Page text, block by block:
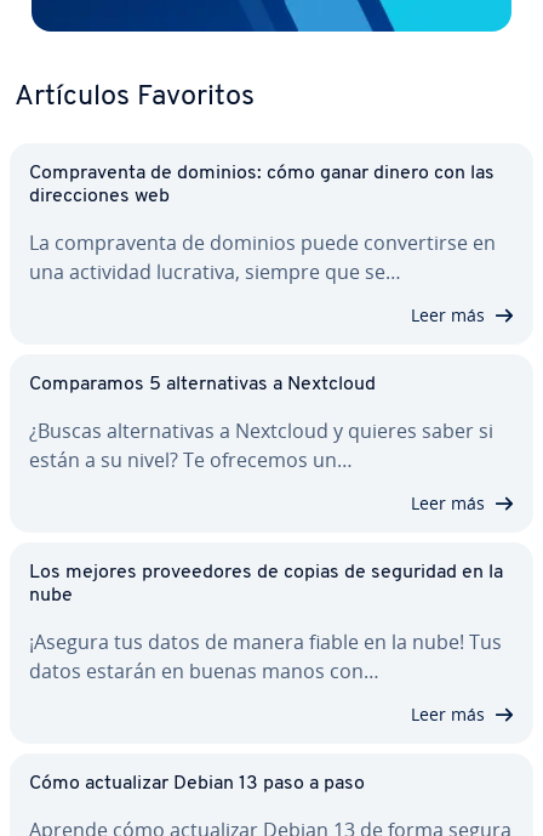
Artículos Favoritos
Co­m­pra­ve­n­ta de dominios: cómo ganar dinero con las
di­re­c­cio­nes web
La co­m­pra­ve­n­ta de dominios puede co­n­ve­r­ti­r­se en
una actividad lucrativa, siempre que se…
Leer más
Co­m­pa­ra­mos 5 al­te­r­na­ti­vas a Nextcloud
¿Buscas al­te­r­na­ti­vas a Nextcloud y quieres saber si
están a su nivel? Te ofrecemos un…
Leer más
Los mejores pro­vee­do­res de copias de seguridad en la
nube
¡Asegura tus datos de manera fiable en la nube! Tus
datos estarán en buenas manos con…
Leer más
Cómo ac­tua­li­zar Debian 13 paso a paso
Aprende cómo ac­tua­li­zar Debian 13 de forma segura